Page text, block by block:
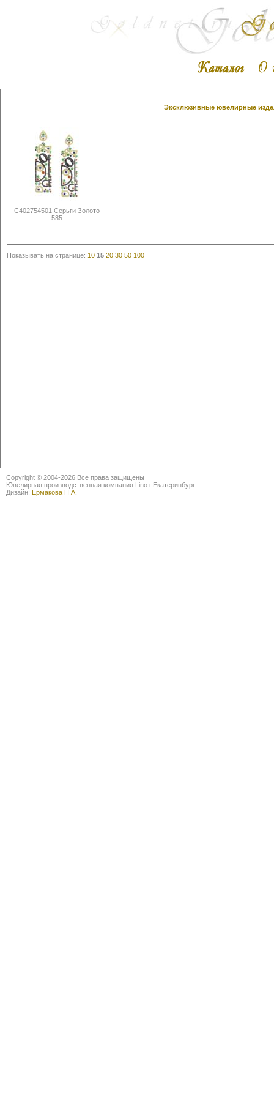
Эксклюзивные ювелирные
С402754501 Серьги Золото
585
Показывать на странице: 10 15 20 30 50 100
Copyright © 2004-2026 Все права защищены
Ювелирная производственная компания Lino г.Екатеринбург
Дизайн: Ермакова Н.А.